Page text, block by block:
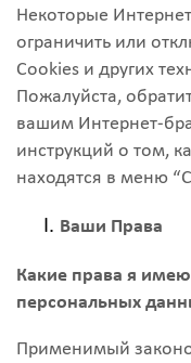
Некоторые
ограничить или
Cookies и других
Пожалуйста,
вашим Интернет-
инструкций о том,
находятся в меню
Ваши Права
Какие права я
персональных
Применимый